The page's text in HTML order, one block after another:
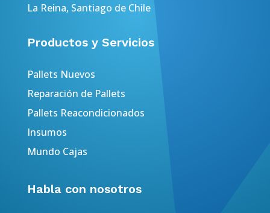
La Reina, Santiago de Chile
Productos y Servicios
Pallets Nuevos
Reparación de Pallets
Pallets Reacondicionados
Insumos
Mundo Cajas
Habla con nosotros